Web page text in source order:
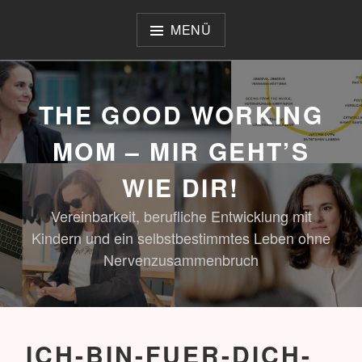
MENÜ
THE GOOD WORKING
MOM – MIR GEHT’S
WIE DIR!
Vereinbarkeit, berufliche Entwicklung mit
Kindern und ein selbstbestimmtes Leben ohne
Nervenzusammenbruch
ICH-BIN-FUER-DICH-